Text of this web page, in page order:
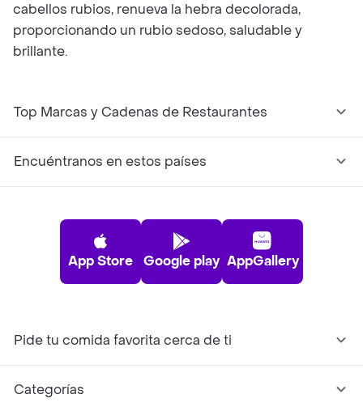
cabellos rubios, renueva la hebra decolorada,
proporcionando un rubio sedoso, saludable y
brillante.
Top Marcas y Cadenas de Restaurantes
Encuéntranos en estos países
App Store Google play AppGallery
Pide tu comida favorita cerca de ti
Categorías